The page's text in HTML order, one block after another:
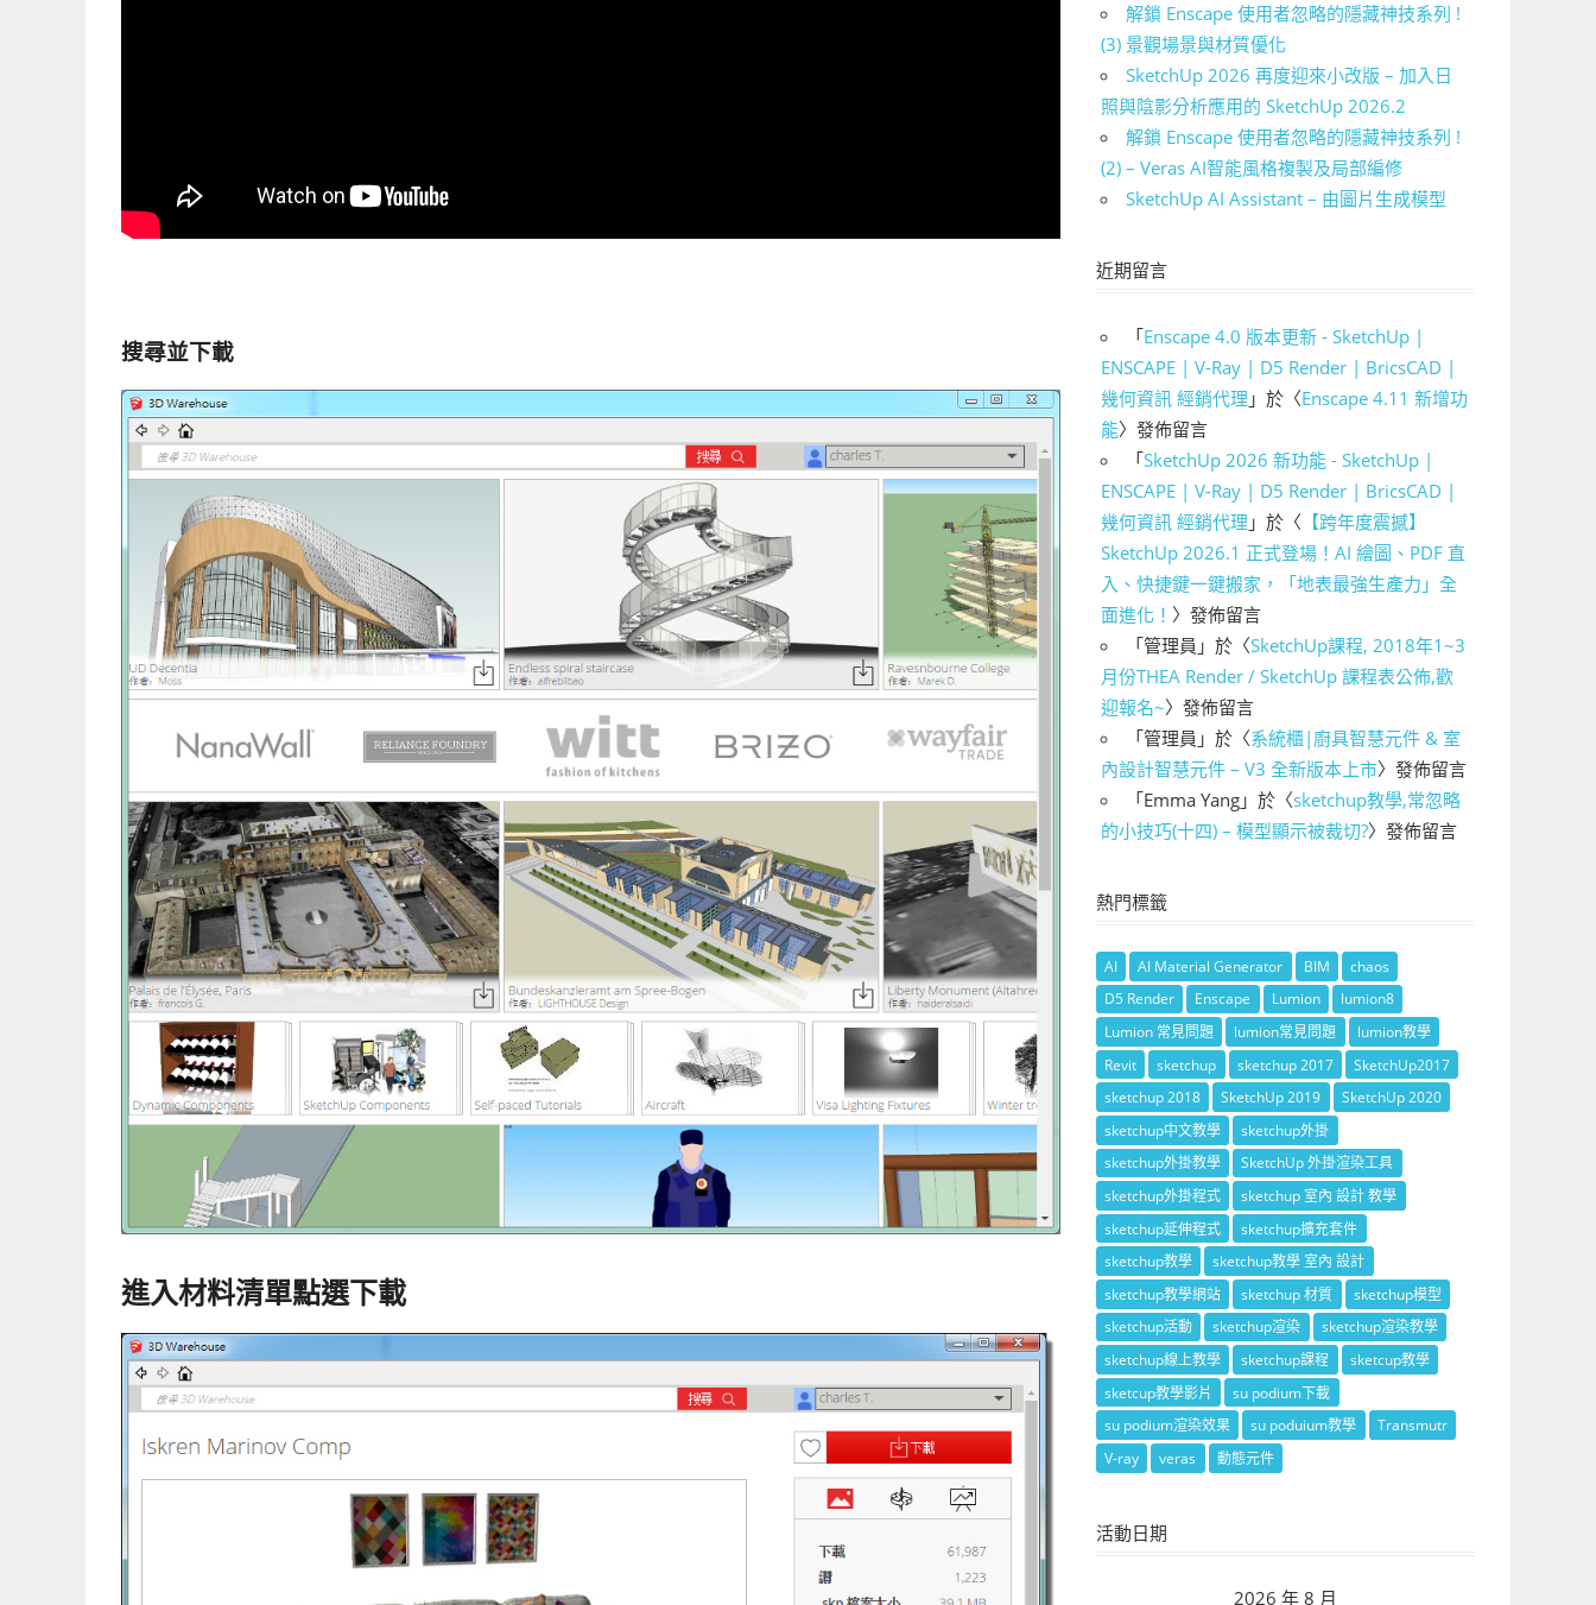
搜尋並下載
進入材料清單點選下載
解鎖 Enscape 使用者忽略的隱藏神技系列 !
(3) 景觀場景與材質優化
SketchUp 2026 再度迎來小改版 – 加入日
照與陰影分析應用的 SketchUp 2026.2
解鎖 Enscape 使用者忽略的隱藏神技系列 !
(2) – Veras AI智能風格複製及局部編修
SketchUp AI Assistant – 由圖片生成模型
近期留言
「Enscape 4.0 版本更新 - SketchUp |
ENSCAPE | V-Ray | D5 Render | BricsCAD |
幾何資訊 經銷代理 」於〈Enscape 4.11 新增功
能〉發佈留言
「SketchUp 2026 新功能 - SketchUp |
ENSCAPE | V-Ray | D5 Render | BricsCAD |
幾何資訊 經銷代理 」於〈 【跨年度震撼】
SketchUp 2026.1 正式登場！AI 繪圖、PDF 直
入、快捷鍵一鍵搬家，「地表最強生產力」全
面進化！ 〉發佈留言
「管理員 」於〈SketchUp課程, 2018年1~3
月份THEA Render / SketchUp 課程表公佈,歡
迎報名~〉發佈留言
「管理員 」於〈系統櫃|廚具智慧元件 & 室
內設計智慧元件 – V3 全新版本上市〉發佈留言
「Emma Yang 」於〈sketchup教學,常忽略
的小技巧(十四) – 模型顯示被裁切?〉發佈留言
熱門標籤
AI AI Material Generator BIM
chaos
D5 Render
Enscape Lumion
lumion8
Lumion 常見問題
lumion常見問題
lumion教學
Revit
sketchup sketchup 2017
SketchUp2017
sketchup 2018
SketchUp 2019
SketchUp 2020
sketchup中文教學
sketchup外掛
sketchup外掛教學
SketchUp 外掛渲染工具
sketchup外掛程式
sketchup 室內 設計 教學
sketchup延伸程式
sketchup擴充套件
sketchup教學
sketchup教學 室內 設計
sketchup教學網站
sketchup 材質
sketchup模型
sketchup活動
sketchup渲染
sketchup渲染教學
sketchup線上教學
sketchup課程
sketcup教學
sketcup教學影片
su podium下載
su podium渲染效果
su poduium教學
Transmutr
V-ray
veras 動態元件
活動日期
2026 年 8 月